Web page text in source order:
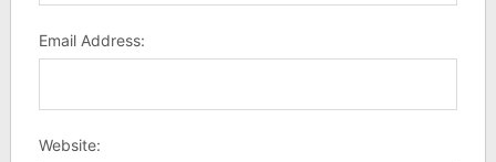
Email Address:
Website: